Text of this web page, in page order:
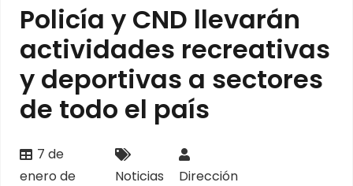
Policía y CND llevarán
actividades recreativas
y deportivas a sectores
de todo el país
7 de
enero de
Noticias
Dirección